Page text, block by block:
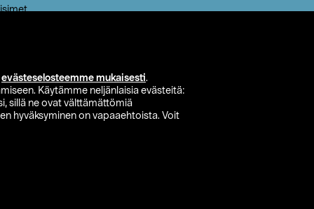
evästeselosteemme mukaisesti.
Käytämme neljänlaisia evästeitä:
sillä ne ovat välttämättömiä
hyväksyminen on vapaaehtoista. Voit